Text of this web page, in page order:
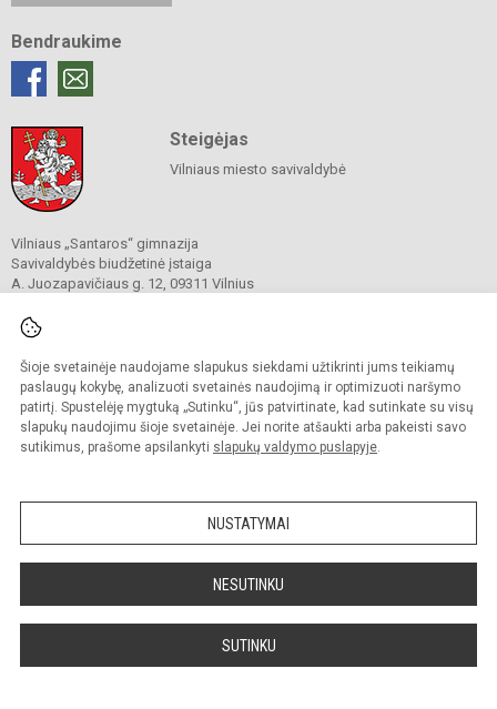
Šioje svetainėje naudojame slapukus siekdami užtikrinti jums teikiamų
paslaugų kokybę, analizuoti svetainės naudojimą ir optimizuoti naršymo
patirtį. Spustelėję mygtuką „Sutinku“, jūs patvirtinate, kad sutinkate su visų
slapukų naudojimu šioje svetainėje. Jei norite atšaukti arba pakeisti savo
sutikimus, prašome apsilankyti slapukų valdymo puslapyje.
NUSTATYMAI
NESUTINKU
SUTINKU
Bendraukime
Steigėjas
Vilniaus miesto savivaldybė
Vilniaus „Santaros“ gimnazija
Savivaldybės biudžetinė įstaiga
A. Juozapavičiaus g. 12, 09311 Vilnius
El. p.
Duomenys kaupiami ir saugomi
Juridinių asmenų registre
Įmonės kodas 304089960
Kopijuoti turinį be raštiško gimnazijos sutikimo griežtai draudžiama.
Prieinamumo paraiška Slapukų politika
Sumanus būdas atnaujinti
svetainę